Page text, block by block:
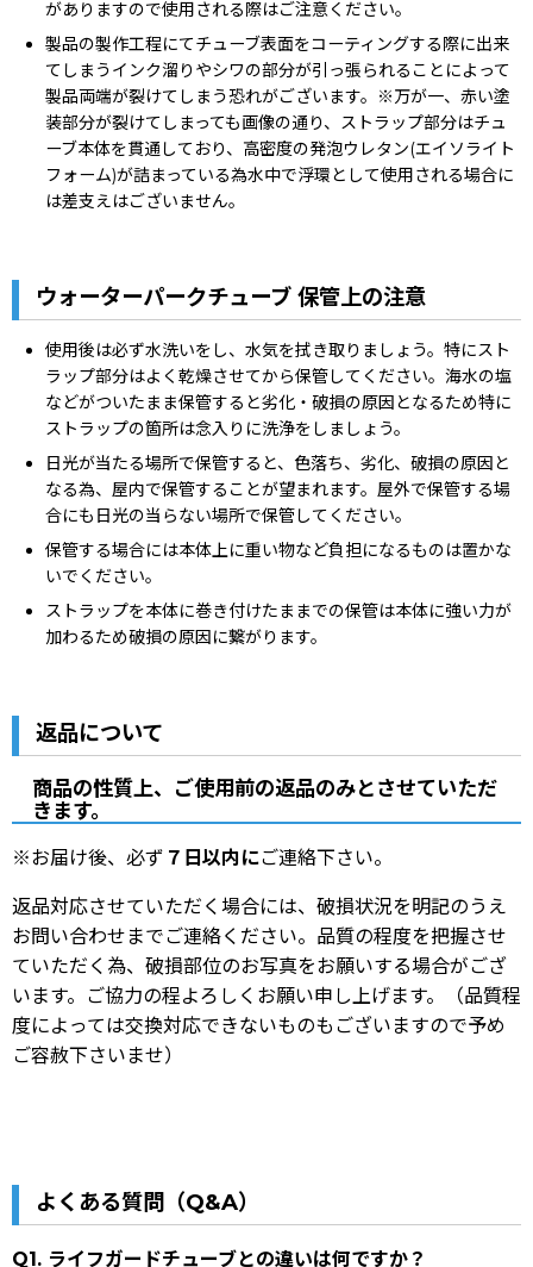
がありますので使用される際はご注意ください。
製品の製作工程にてチューブ表面をコーティングする際に出来
てしまうインク溜りやシワの部分が引っ張られることによって
製品両端が裂けてしまう恐れがございます。※万が一、赤い塗
装部分が裂けてしまっても画像の通り、ストラップ部分はチュ
ーブ本体を貫通しており、高密度の発泡ウレタン(エイソライト
フォーム)が詰まっている為水中で浮環として使用される場合に
は差支えはございません。
ウォーターパークチューブ 保管上の注意
使用後は必ず水洗いをし、水気を拭き取りましょう。特にスト
ラップ部分はよく乾燥させてから保管してください。海水の塩
などがついたまま保管すると劣化・破損の原因となるため特に
ストラップの箇所は念入りに洗浄をしましょう。
日光が当たる場所で保管すると、色落ち、劣化、破損の原因と
なる為、屋内で保管することが望まれます。屋外で保管する場
合にも日光の当らない場所で保管してください。
保管する場合には本体上に重い物など負担になるものは置かな
いでください。
ストラップを本体に巻き付けたままでの保管は本体に強い力が
加わるため破損の原因に繋がります。
返品について
商品の性質上、ご使用前の返品のみとさせていただ
きます。
※お届け後、必ず ７日以内にご連絡下さい。
返品対応させていただく場合には、破損状況を明記のうえ
お問い合わせまでご連絡ください。品質の程度を把握させ
ていただく為、破損部位のお写真をお願いする場合がござ
います。ご協力の程よろしくお願い申し上げます。（品質程
度によっては交換対応できないものもございますので予め
ご容赦下さいませ）
よくある質問（Q&A）
Q1. ライフガードチューブとの違いは何ですか？